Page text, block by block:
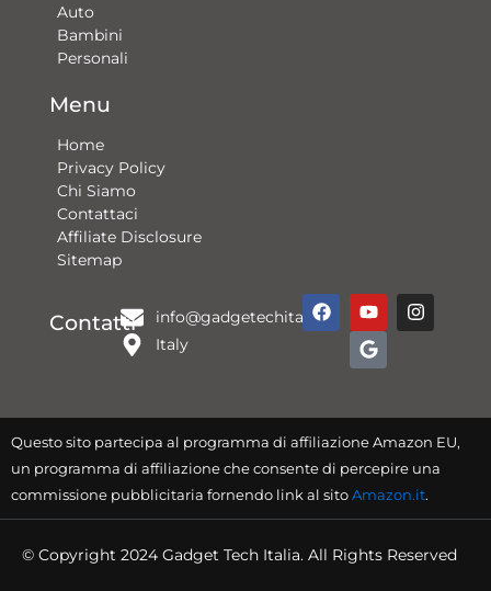
Auto
Bambini
Personali
Menu
Home
Privacy Policy
Chi Siamo
Contattaci​
Affiliate Disclosure
Sitemap
Contatti
info@gadgetechitalia.it
Italy
F
a
c
o
k
Y
o
u
t
u
e
I
n
s
r
m
G
o
o
g
l
Questo sito partecipa al programma di affiliazione Amazon EU,
un programma di affiliazione che consente di percepire una
commissione pubblicitaria fornendo link al sitoAmazon.it.
© Copyright 2024 Gadget Tech Italia. All Rights Reserved